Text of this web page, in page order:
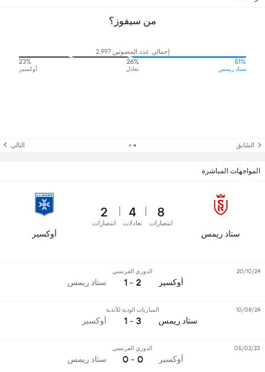
من سيفوز؟
إجمالي عدد المصوتين 2,997
51%
ستاد ريمس
26%
تعادل
23%
أوكسير
السّابق التالي
المواجهات المباشرة
ستاد ريمس
8
انتصارات
4
تعادلات
2
انتصارات
أوكسير
أوكسير
الدوري الفرنسي
2 - 1 ستاد ريمس
20/10/24
ستاد ريمس
المباريات الودية للأندية
3 - 1 أوكسير
10/08/24
أوكسير
الدوري الفرنسي
0 - 0 ستاد ريمس
05/02/23